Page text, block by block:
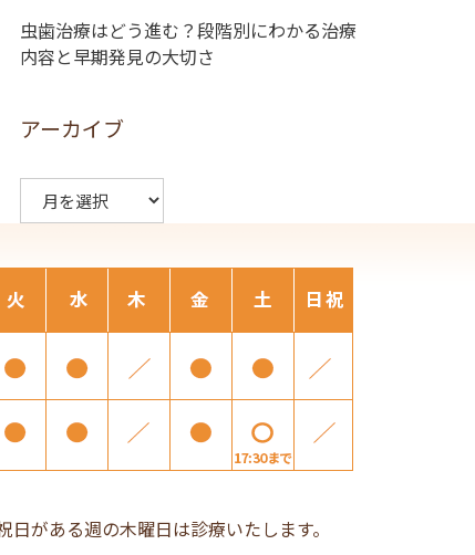
虫歯治療はどう進む？段階別にわかる治療
内容と早期発見の大切さ
アーカイブ
ー
イ
ブ
ある週の木曜日は診療いたします。